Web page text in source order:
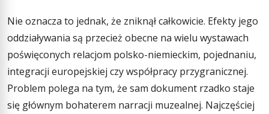
Nie oznacza to jednak, że zniknął całkowicie. Efekty jego
oddziaływania są przecież obecne na wielu wystawach
poświęconych relacjom polsko-niemieckim, pojednaniu,
integracji europejskiej czy współpracy przygranicznej.
Problem polega na tym, że sam dokument rzadko staje
się głównym bohaterem narracji muzealnej. Najczęściej